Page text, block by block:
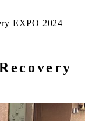
EXPO 2024